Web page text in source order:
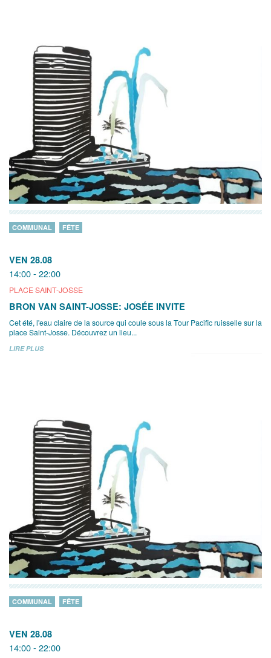
VEN 28.08
14:00 - 22:00
PLACE SAINT-JOSSE
COMMUNAL FÊTE
BRON VAN SAINT-JOSSE: JOSÉE INVITE
Cet été, l'eau claire de la source qui coule sous la Tour Pacific ruisselle sur la
place Saint-Josse. Découvrez un lieu...
LIRE PLUS
VEN 28.08
14:00 - 22:00
COMMUNAL FÊTE